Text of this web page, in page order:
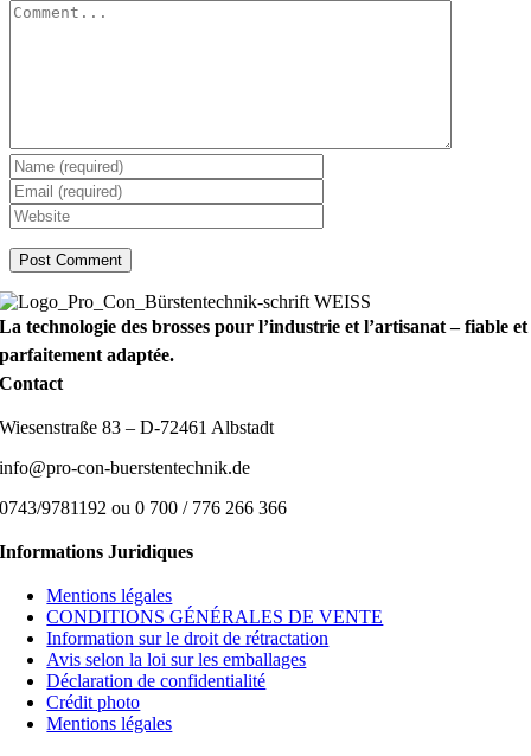
La technologie des brosses pour l’industrie et l’artisanat – fiable et
parfaitement adaptée.
Contact
Wiesenstraße 83 – D-72461 Albstadt
info@pro-con-buerstentechnik.de
0743/9781192 ou 0 700 / 776 266 366
Informations Juridiques
Mentions légales
CONDITIONS GÉNÉRALES DE VENTE
Information sur le droit de rétractation
Avis selon la loi sur les emballages
Déclaration de confidentialité
Crédit photo
Mentions légales